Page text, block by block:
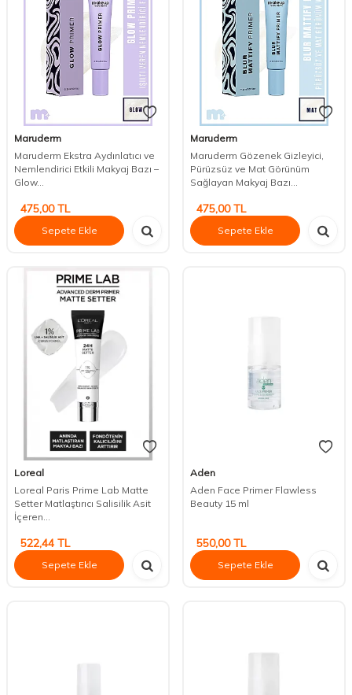
Maruderm
Maruderm Ekstra Aydınlatıcı ve
Nemlendirici Etkili Makyaj Bazı –
Glow...
475,00TL
Sepete Ekle
Maruderm
Maruderm Gözenek Gizleyici,
Pürüzsüz ve Mat Görünüm
Sağlayan Makyaj Bazı...
475,00TL
Sepete Ekle
Loreal
Loreal Paris Prime Lab Matte
Setter Matlaştırıcı Salisilik Asit
İçeren...
522,44 TL
Sepete Ekle
Aden
Aden Face Primer Flawless
Beauty 15 ml
550,00TL
Sepete Ekle